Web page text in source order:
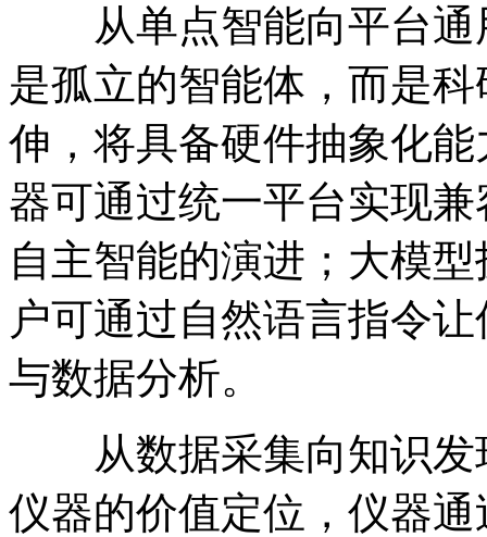
从单点智能向平台通
是孤立的智能体，而是
伸，将具备硬件抽象化
器可通过统一平台实现
自主智能的演进；大模
户可通过自然语言指令
与数据分析。
从数据采集向知识发
仪器的价值定位，仪器